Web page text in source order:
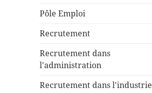
Pôle Emploi
Recrutement
Recrutement dans
l'administration
Recrutement dans l'industrie